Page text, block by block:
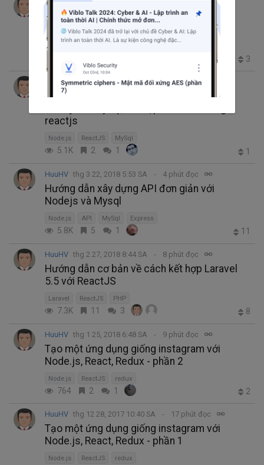
Hướng dẫn xây dựng API đơn giản với
Nodejs và Mysql, kết hợp frontend dùng
reactjs (P3)
3
HuuHV thg 5 2, 2018 12:26 CH 1 phút đọc
Hướng dẫn xây dựng API đơn giản với
reactjs
Node.js ReactJS MySql
5.1K 2 1 1
HuuHV thg 3 22, 2018 5:53 SA 4 phút đọc
Hướng dẫn xây dựng API đơn giản với
Nodejs và Mysql
Node.js API MySql Express
5.8K 5 1 11
HuuHV thg 2 27, 2018 8:44 SA 8 phút đọc
Hướng dẫn cơ bản về cách kết hợp Laravel
5.5 với ReactJS
Laravel ReactJS PHP
7.3K 11 3 8
HuuHV thg 1 25, 2018 6:48 SA 9 phút đọc
Tạo một ứng dụng giống instagram với
Node.js, React, Redux - phần 2
Node.js ReactJS redux
764 2 1 2
HuuHV thg 12 28, 2017 10:40 SA 17 phút đọc
Tạo một ứng dụng giống instagram với
Node.js, React, Redux - phần 1
Node.js ReactJS redux